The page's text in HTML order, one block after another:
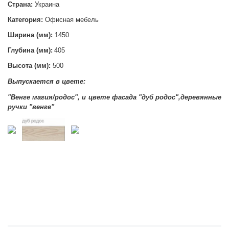
Страна: Украина
Категория: Офисная мебель
Ширина (мм): 1450
Глубина (мм): 405
Высота (мм): 500
Выпускается в цвете:
"Венге магия/родос", и цвете фасада "дуб родос",деревянные
ручки "венге"